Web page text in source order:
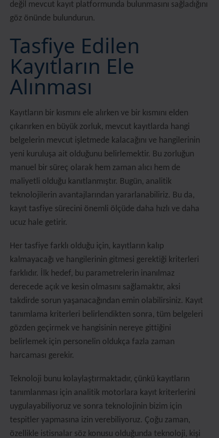
değil mevcut kayıt platformunda bulunmasını sağladığını
göz önünde bulundurun.
Tasfiye Edilen
Kayıtların Ele
Alınması
Kayıtların bir kısmını ele alırken ve bir kısmını elden
çıkarırken en büyük zorluk, mevcut kayıtlarda hangi
belgelerin mevcut işletmede kalacağını ve hangilerinin
yeni kuruluşa ait olduğunu belirlemektir. Bu zorluğun
manuel bir süreç olarak hem zaman alıcı hem de
maliyetli olduğu kanıtlanmıştır. Bugün, analitik
teknolojilerin avantajlarından yararlanabiliriz. Bu da,
kayıt tasfiye sürecini önemli ölçüde daha hızlı ve daha
ucuz hale getirir.
Her tasfiye farklı olduğu için, kayıtların kalıp
kalmayacağı ve hangilerinin gitmesi gerektiği kriterleri
farklıdır. İlk hedef, bu parametrelerin inanılmaz
derecede açık ve kesin olmasını sağlamaktır, aksi
takdirde sorun yaşanacağından emin olabilirsiniz. Kayıt
tanımlama kriterleri belirlendikten sonra, tüm belgeleri
gözden geçirmek ve hangisinin nereye gittiğini
belirlemek için personelin oldukça fazla zaman
harcaması gerekir.
Teknoloji bunu kolaylaştırmaktadır, çünkü kayıtların
tanımlanması için analitik motorlara kayıt kriterlerini
uygulayabiliyoruz ve sonra teknolojinin bizim için
tespitler yapmasına izin verebiliyoruz. Çoğu zaman,
özellikle istisnalar söz konusu olduğunda teknoloji, kişi